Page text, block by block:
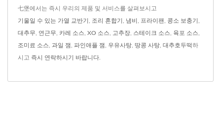
七堡에서는 즉시 우리의 제품 및 서비스를 살펴보시고
기울일 수 있는 가열 교반기 조리 혼합기 냄비 프라이팬 콩소 보충기
대추무 연근무 카레 소스 XO 소스 고추장 스테이크 소스 육포 소스
조미료 소스 과일 잼 파인애플 잼 우유사탕 땅콩 사탕 대추호두떡하
시고 즉시 연락하시기 바랍니다